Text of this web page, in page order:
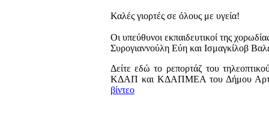
Καλές γιορτές σε όλους με υγεία!
Οι υπεύθυνοι εκπαιδευτικοί της
Συρογιαννούλη Εύη και Ισμαγκίλοβ
Δείτε εδώ το ρεπορτάζ του
ΚΔΑΠ και ΚΔΑΠΜΕΑ του Δήμου
βίντεο